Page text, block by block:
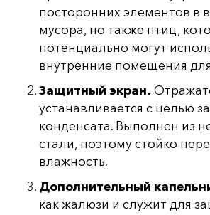
посторонних элементов в
мусора, но также птиц,
потенциально могут
внутренние помещения
Защитный экран.
устанавливается с целью
конденсата. Выполнен из
стали, поэтому стойко
влажность.
Дополнительный
как жалюзи и служит для